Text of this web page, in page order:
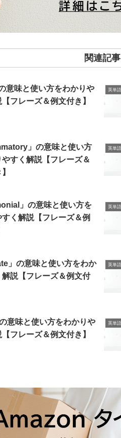
関連記事
意味と使い方をわかりや
フレーズ＆例文付き】
」の意味と使い方
やすく解説【フレーズ＆
」の意味と使い方を
く解説【フレーズ＆例
」の意味と使い方をわか
解説【フレーズ＆例文付
意味と使い方をわかりや
フレーズ＆例文付き】